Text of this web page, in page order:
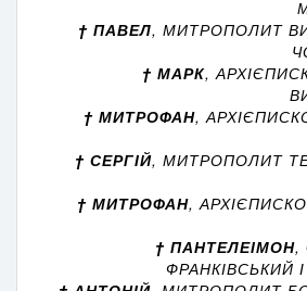
† ПАВЕЛ, МИТРОПОЛИТ
† МАРК,
† МИТРОФАН,
† СЕРГІЙ, МИТРОПОЛИТ
† МИТРОФАН,
† ПАНТЕЛЕІМОН,
ФРАНКІВСЬКИЙ